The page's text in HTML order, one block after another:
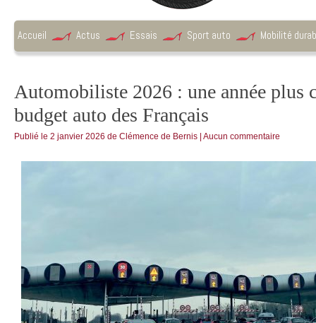
Accueil Actus Essais Sport auto Mobilité
Automobiliste 2026 : une année plus
budget auto des Français
Publié le 2 janvier 2026 de Clémence de Bernis Aucun commentaire